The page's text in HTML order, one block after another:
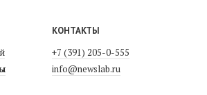
КОНТАКТЫ
+7 (391) 205-0-555
info@newslab.ru